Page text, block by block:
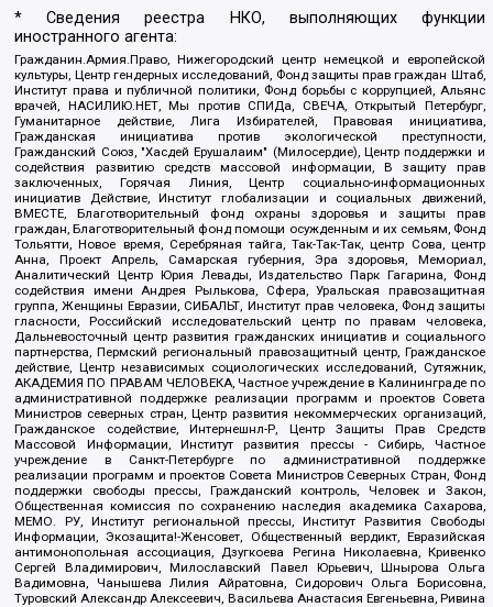
* Сведения реестра НКО, выполняющих функции
иностранного агента:
Гражданин.Армия.Право, Нижегородский центр немецкой и европейской
культуры, Центр гендерных исследований, Фонд защиты прав граждан Штаб,
Институт права и публичной политики, Фонд борьбы с коррупцией, Альянс
врачей, НАСИЛИЮ.НЕТ, Мы против СПИДа, СВЕЧА, Открытый Петербург,
Гуманитарное действие, Лига Избирателей, Правовая инициатива,
Гражданская инициатива против экологической преступности,
Гражданский Союз, "Хасдей Ерушалаим" (Милосердие), Центр поддержки и
содействия развитию средств массовой информации, В защиту прав
заключенных, Горячая Линия, Центр социально-информационных
инициатив Действие, Институт глобализации и социальных движений,
ВМЕСТЕ, Благотворительный фонд охраны здоровья и защиты прав
граждан, Благотворительный фонд помощи осужденным и их семьям, Фонд
Тольятти, Новое время, Серебряная тайга, Так-Так-Так, центр Сова, центр
Анна, Проект Апрель, Самарская губерния, Эра здоровья, Мемориал,
Аналитический Центр Юрия Левады, Издательство Парк Гагарина, Фонд
содействия имени Андрея Рылькова, Сфера, Уральская правозащитная
группа, Женщины Евразии, СИБАЛЬТ, Институт прав человека, Фонд защиты
гласности, Российский исследовательский центр по правам человека,
Дальневосточный центр развития гражданских инициатив и социального
партнерства, Пермский региональный правозащитный центр, Гражданское
действие, Центр независимых социологических исследований, Сутяжник,
АКАДЕМИЯ ПО ПРАВАМ ЧЕЛОВЕКА, Частное учреждение в Калининграде по
административной поддержке реализации программ и проектов Совета
Министров северных стран, Центр развития некоммерческих организаций,
Гражданское содействие, Интернешнл-Р, Центр Защиты Прав Средств
Массовой Информации, Институт развития прессы - Сибирь, Частное
учреждение в Санкт-Петербурге по административной поддержке
реализации программ и проектов Совета Министров Северных Стран, Фонд
поддержки свободы прессы, Гражданский контроль, Человек и Закон,
Общественная комиссия по сохранению наследия академика Сахарова,
МЕМО. РУ, Институт региональной прессы, Институт Развития Свободы
Информации, Экозащита!-Женсовет, Общественный вердикт, Евразийская
антимонопольная ассоциация, Дзугкоева Регина Николаевна, Кривенко
Сергей Владимирович, Милославский Павел Юрьевич, Шнырова Ольга
Вадимовна, Чанышева Лилия Айратовна, Сидорович Ольга Борисовна,
Туровский Александр Алексеевич, Васильева Анастасия Евгеньевна, Ривина